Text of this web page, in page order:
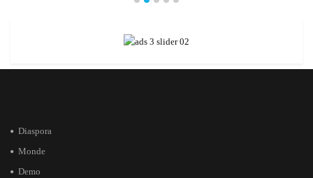
Diaspora
Monde
Demo